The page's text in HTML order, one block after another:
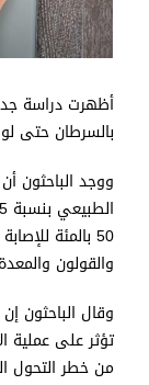
أظهرت دراسة
بالسرطان حتى لو
ووجد الباحثون
50 بالمئة
والقولون
وقال الباحثون
تؤثر على عملية
من خطر التحول